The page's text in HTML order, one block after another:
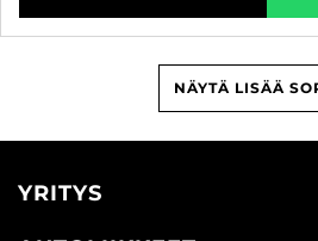
NÄYTÄ LISÄÄ
YRITYS